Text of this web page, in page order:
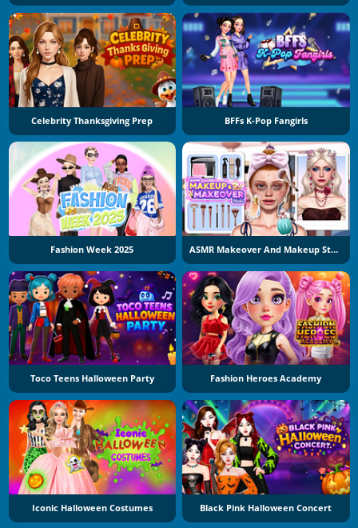
Celebrity Thanksgiving Prep BFFs K-Pop Fangirls
Fashion Week 2025 ASMR Makeover And Makeup Studio
Toco Teens Halloween Party Fashion Heroes Academy
Iconic Halloween Costumes Black Pink Halloween Concert